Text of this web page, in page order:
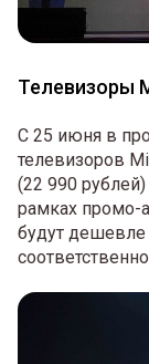
Телевизоры
С 25 июня в
телевизоров
(22 990
рамках промо-
будут дешевле